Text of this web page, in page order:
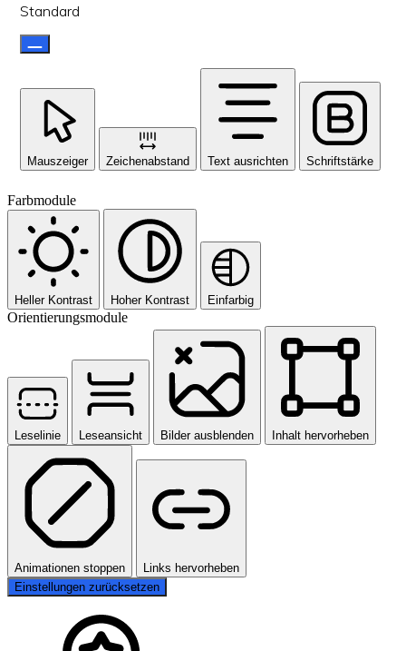
Standard
Mauszeiger Zeichenabstand Text ausrichten Schriftstärke
Farbmodule
Heller Kontrast Hoher Kontrast Einfarbig
Orientierungsmodule
Leselinie Leseansicht Bilder ausblenden Inhalt hervorheben
Animationen stoppen
Links hervorheben
Einstellungen zurücksetzen